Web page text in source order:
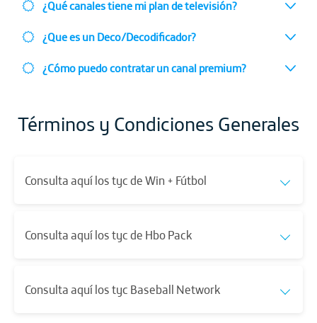
¿Qué canales tiene mi plan de televisión?
¿Que es un Deco/Decodificador?
¿Cómo puedo contratar un canal premium?
Términos y Condiciones Generales
Consulta aquí los tyc de Win + Fútbol
Consulta aquí los tyc de Hbo Pack
Consulta aquí los tyc Baseball Network